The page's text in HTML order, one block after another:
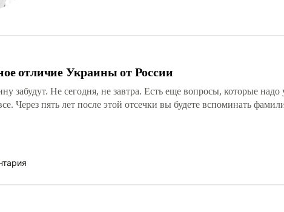
отличие Украины от России
забудут. Не сегодня, не завтра. Есть еще вопросы, которые надо
Через пять лет после этой отсечки вы будете вспоминать